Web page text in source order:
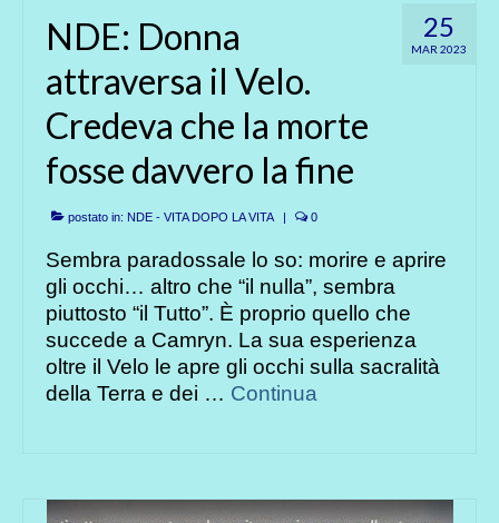
25
MAR 2023
NDE: Donna
attraversa il Velo.
Credeva che la morte
fosse davvero la fine
postato in: NDE - VITA DOPO LA VITA | 0
Sembra paradossale lo so: morire e aprire
gli occhi… altro che “il nulla”, sembra
piuttosto “il Tutto”. È proprio quello che
succede a Camryn. La sua esperienza
oltre il Velo le apre gli occhi sulla sacralità
della Terra e dei … Continua